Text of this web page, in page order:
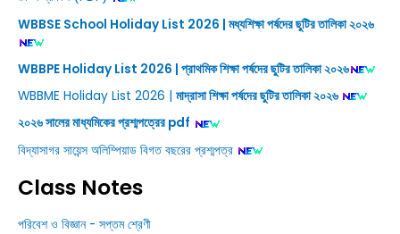
WBBSE School Holiday List 2026 | মধ্যশিক্ষা পর্ষদের ছুটির তালিকা ২০২৬
WBBPE Holiday List 2026 | প্রাথমিক শিক্ষা পর্ষদের ছুটির তালিকা ২০২৬
WBBME Holiday List 2026 | মাদ্রাসা শিক্ষা পর্ষদের ছুটির তালিকা ২০২৬
২০২৬ সালের মাধ্যমিকের প্রশ্মপত্রের pdf
বিদ্যাসাগর সায়েন্স অলিম্পিয়াড বিগত বছরের প্রশ্মপত্র
Class Notes
পরিবেশ ও বিজ্ঞান - সপ্তম শ্রেণী